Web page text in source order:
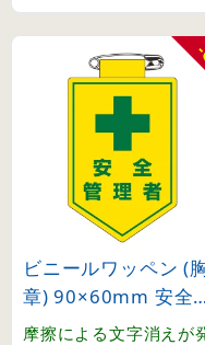
ビニールワッペン (
章) 90×60mm 安全ピ
ン式 安全管理者
摩擦による文字消えが